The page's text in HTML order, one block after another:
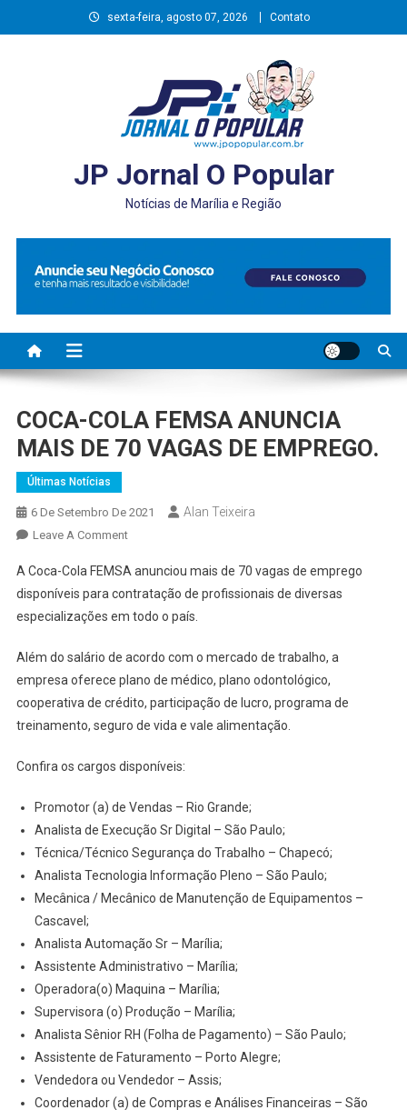
to
sexta-feira, agosto 07, 2026 Contato
JP Jornal O Popular
Notícias de Marília e Região
COCA-COLA FEMSA ANUNCIA
MAIS DE 70 VAGAS DE EMPREGO.
Últimas Notícias
6 De Setembro De 2021 Alan Teixeira
Leave A CommentOn
COLA
FEMSA
ANUNCIA
DE
70
VAGAS
DE
A Coca-Cola FEMSA anunciou mais de 70 vagas de emprego
disponíveis para contratação de profissionais de diversas
especializações em todo o país.
Além do salário de acordo com o mercado de trabalho, a
empresa oferece plano de médico, plano odontológico,
cooperativa de crédito, participação de lucro, programa de
treinamento, seguro de vida e vale alimentação.
Confira os cargos disponíveis:
Promotor (a) de Vendas – Rio Grande;
Analista de Execução Sr Digital – São Paulo;
Técnica/Técnico Segurança do Trabalho – Chapecó;
Analista Tecnologia Informação Pleno – São Paulo;
Mecânica / Mecânico de Manutenção de Equipamentos –
Cascavel;
Analista Automação Sr – Marília;
Assistente Administrativo – Marília;
Operadora(o) Maquina – Marília;
Supervisora (o) Produção – Marília;
Analista Sênior RH (Folha de Pagamento) – São Paulo;
Assistente de Faturamento – Porto Alegre;
Vendedora ou Vendedor – Assis;
Coordenador (a) de Compras e Análises Financeiras – São